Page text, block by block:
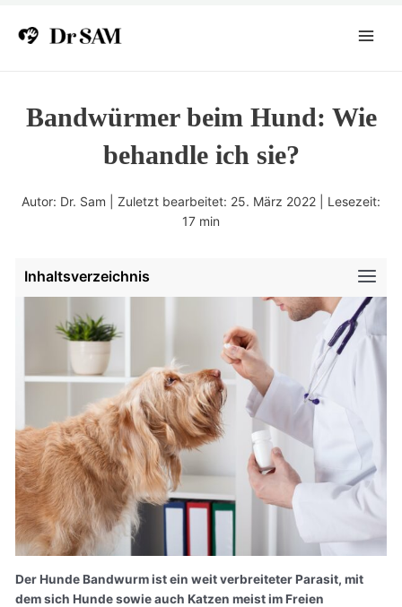
Inhalt
springen
Bandwürmer beim Hund: Wie
behandle ich sie?
Autor: Dr. Sam | Zuletzt bearbeitet: 25. März 2022 | Lesezeit:
17 min
Inhaltsverzeichnis
Der Hunde Bandwurm ist ein weit verbreiteter Parasit, mit
dem sich Hunde sowie auch Katzen meist im Freien